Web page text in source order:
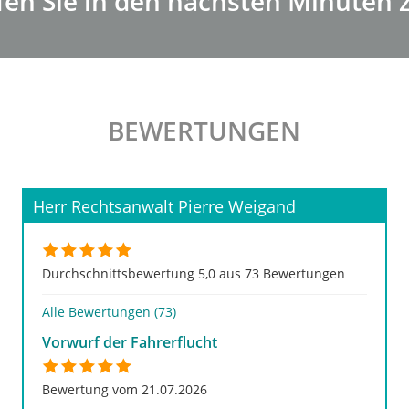
BEWERTUNGEN
Herr Rechtsanwalt Pierre Weigand
Durchschnittsbewertung 5,0 aus 73 Bewertungen
Alle Bewertungen (73)
Vorwurf der Fahrerflucht
Bewertung vom 21.07.2026